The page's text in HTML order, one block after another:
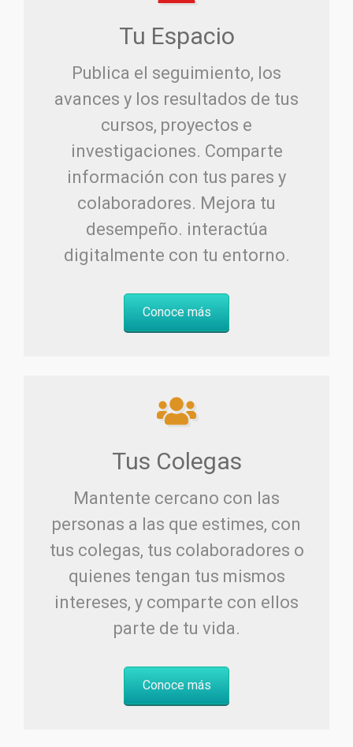
Tu Espacio
Publica el seguimiento, los
avances y los resultados de tus
cursos, proyectos e
investigaciones. Comparte
información con tus pares y
colaboradores. Mejora tu
desempeño. interactúa
digitalmente con tu entorno.
Conoce más
Tus Colegas
Mantente cercano con las
personas a las que estimes, con
tus colegas, tus colaboradores o
quienes tengan tus mismos
intereses, y comparte con ellos
parte de tu vida.
Conoce más